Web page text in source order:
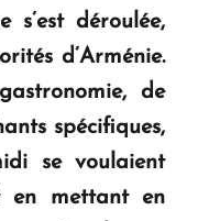
et d'avenir
d'Arménie
s’est déroulée,
d’Arménie.
de
spécifiques,
se voulaient
en mettant en